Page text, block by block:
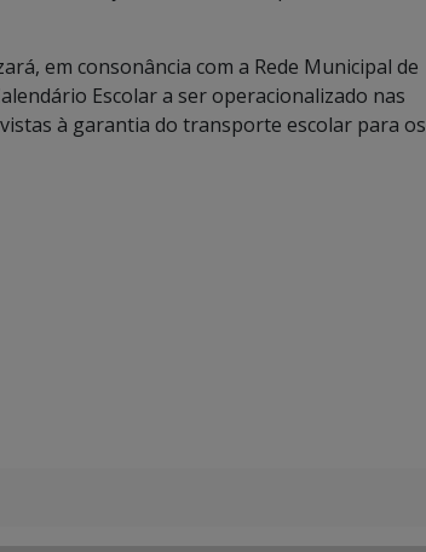
em consonância com a Rede Municipal de
Escolar a ser operacionalizado nas
à garantia do transporte escolar para os